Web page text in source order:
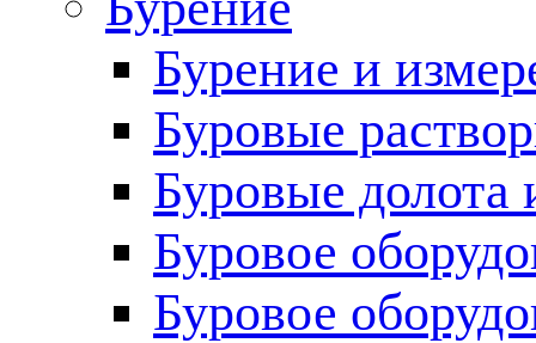
Бурение и
Буровые
Буровые долота
Буровое
Буровое